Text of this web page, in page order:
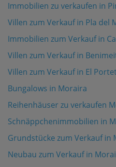
Immobilien zu verkaufen in
Villen zum Verkauf in Pla del
Immobilien zum Verkauf in
Villen zum Verkauf in
Villen zum Verkauf in El
Bungalows in Moraira
Reihenhäuser zu verkaufen
Schnäppchenimmobilien in
Grundstücke zum Verkauf in
Neubau zum Verkauf in